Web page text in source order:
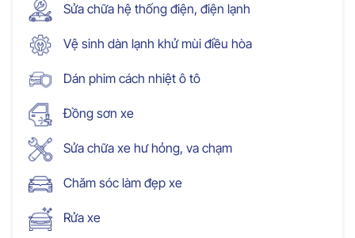
Sửa chữa hệ thống điện, điện lạnh
Vệ sinh dàn lạnh khử mùi điều hòa
Dán phim cách nhiệt ô tô
Đồng sơn xe
Sửa chữa xe hư hỏng, va chạm
Chăm sóc làm đẹp xe
Rửa xe